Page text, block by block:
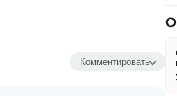
Комментировать